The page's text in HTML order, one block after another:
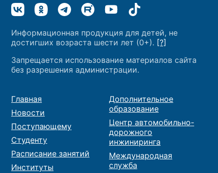
Информационная продукция для детей, не
достигших возраста шести лет (0+). [?]
Запрещается использование материалов сайта
без разрешения администрации.
Главная
Новости
Поступающему
Студенту
Расписание занятий
Институты
Дополнительное
образование
Центр автомобильно-
дорожного
инжиниринга
Международная
служба